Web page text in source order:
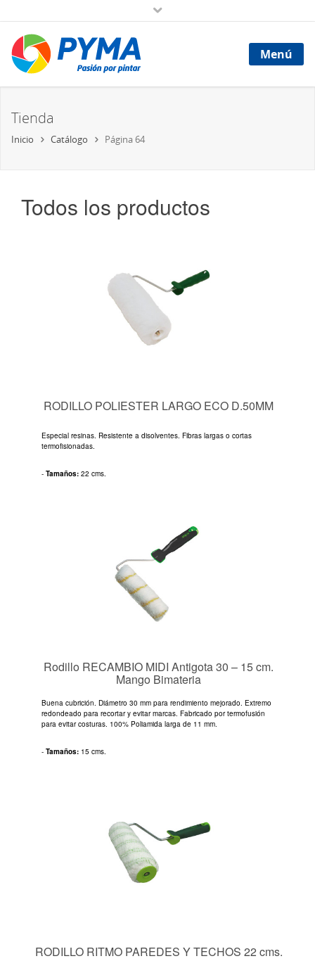
Menú
Tienda
Inicio Catálogo Página 64
Todos los productos
RODILLO POLIESTER LARGO ECO D.50MM
Especial resinas. Resistente a disolventes. Fibras largas o cortas
termofisionadas.
- Tamaños: 22 cms.
Rodillo RECAMBIO MIDI Antigota 30 – 15 cm.
Mango Bimateria
Buena cubrición. Diámetro 30 mm para rendimiento mejorado. Extremo
redondeado para recortar y evitar marcas. Fabricado por termofusión
para evitar costuras. 100% Poliamida larga de 11 mm.
- Tamaños: 15 cms.
RODILLO RITMO PAREDES Y TECHOS 22 cms.